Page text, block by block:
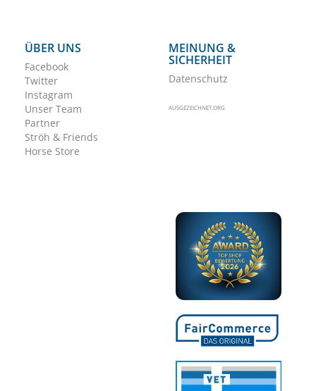
ÜBER UNS
Facebook
Twitter
Instagram
Unser Team
Partner
Ströh & Friends
Horse Store
MEINUNG &
SICHERHEIT
Datenschutz
AUSGEZEICHNET.ORG